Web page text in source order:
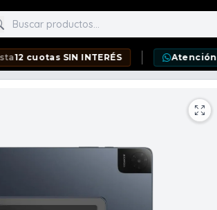
productos
SIN INTERÉS Atención